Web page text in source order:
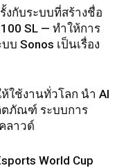
งกับระบบที่สร้างชื่อ
SL — ทำให้การ
บ Sonos เป็นเรื่อง
ใช้งานทั่วโลก นำ AI
ตภัณฑ์ ระบบการ
ลาวด์
World Cup